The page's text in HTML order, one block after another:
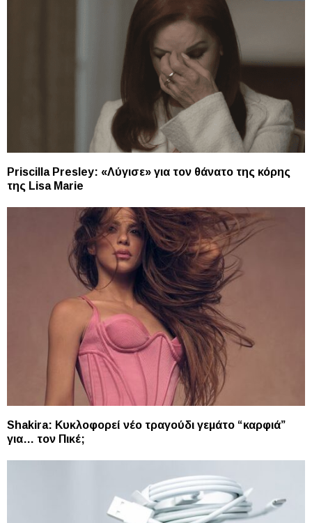
Priscilla Presley: «Λύγισε» για τον θάνατο της κόρης
της Lisa Marie
Shakira: Κυκλοφορεί νέο τραγούδι γεμάτο “καρφιά”
για… τον Πικέ;